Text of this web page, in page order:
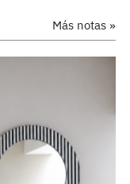
Más notas »